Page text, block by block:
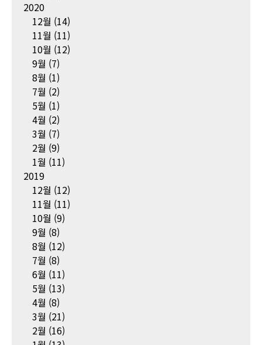
2020
12월 (14)
11월 (11)
10월 (12)
9월 (7)
8월 (1)
7월 (2)
5월 (1)
4월 (2)
3월 (7)
2월 (9)
1월 (11)
2019
12월 (12)
11월 (11)
10월 (9)
9월 (8)
8월 (12)
7월 (8)
6월 (11)
5월 (13)
4월 (8)
3월 (21)
2월 (16)